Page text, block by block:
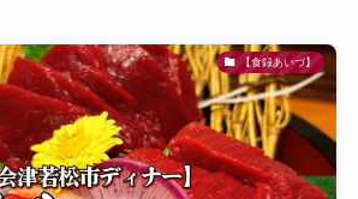
【食録あいづ】